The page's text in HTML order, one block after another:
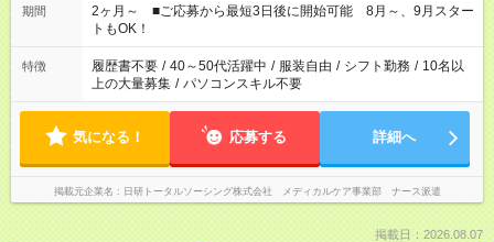
たい」 「できれば残業はしたくない」 など、ご希望があれば教
えてくださいね。 ※Wワーク希望の方へ 今ご覧のお仕事で希望
する勤務時間と、もう1つのお仕事の勤務時間。 合計で週40時
間を超える場合は応募できません
期間
2ヶ月～ ■ご応募から最短3日後に開始可能 8月～、9月スター
トもOK！
特徴 履歴書不要 / 40～50代活躍中 / 服装自由 / シフト勤務 / 10名以
上の大量募集 / パソコンスキル不要
気になる！ 応募する 詳細へ
掲載元企業名 日研トータルソーシング株式会社 メディカルケア事業部 ナース派遣
掲載日：2026.08.07